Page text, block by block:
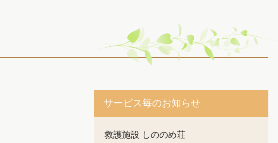
サービス毎のお知らせ
救護施設 しののめ荘